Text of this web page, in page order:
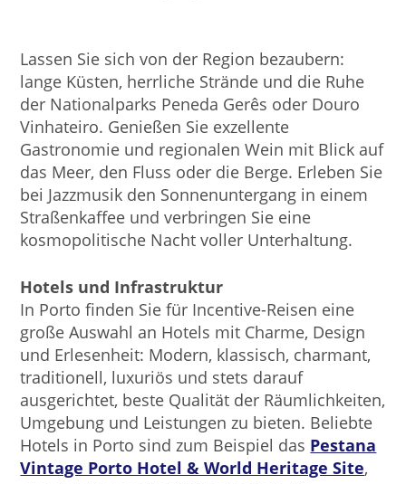
Lassen Sie sich von der Region bezaubern:
lange Küsten, herrliche Strände und die Ruhe
der Nationalparks Peneda Gerês oder Douro
Vinhateiro. Genießen Sie exzellente
Gastronomie und regionalen Wein mit Blick auf
das Meer, den Fluss oder die Berge. Erleben Sie
bei Jazzmusik den Sonnenuntergang in einem
Straßenkaffee und verbringen Sie eine
kosmopolitische Nacht voller Unterhaltung.
Hotels und Infrastruktur
In Porto finden Sie für Incentive-Reisen eine
große Auswahl an Hotels mit Charme, Design
und Erlesenheit: Modern, klassisch, charmant,
traditionell, luxuriös und stets darauf
ausgerichtet, beste Qualität der Räumlichkeiten,
Umgebung und Leistungen zu bieten. Beliebte
Hotels in Porto sind zum Beispiel das Pestana
Vintage Porto Hotel & World Heritage Site,